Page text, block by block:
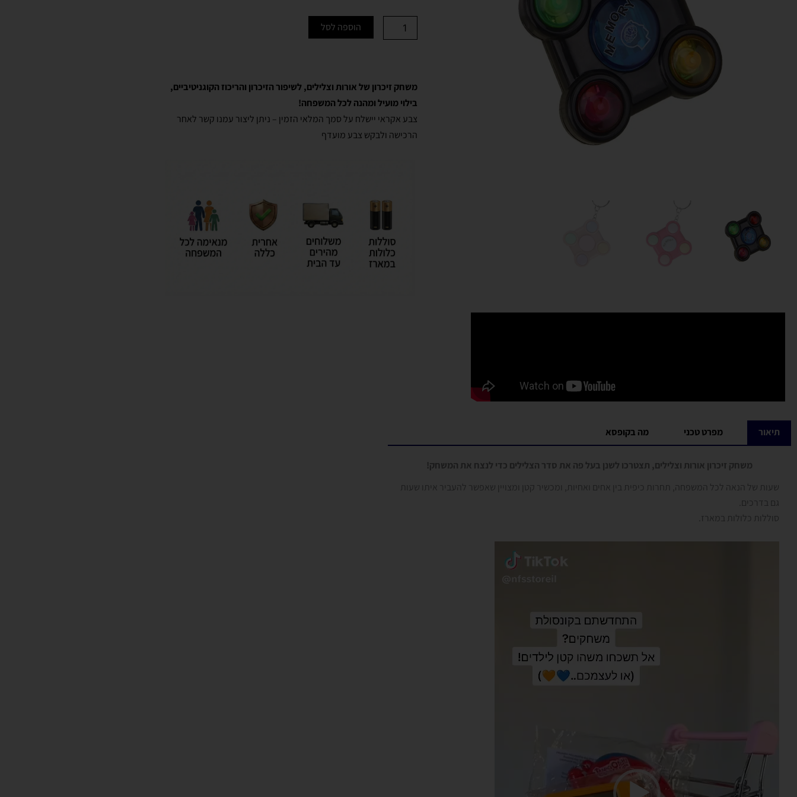
הוספה לסל
משחק זיכרון של אורות וצלילים, לשיפור הזיכרון והריכוז הקוגניטיביים,
בילוי מועיל ומהנה לכל המשפחה!
צבע אקראי יישלח על סמך המלאי הזמין – ניתן ליצור עמנו קשר לאחר
הרכישה ולבקש צבע מועדף
תיאור מפרט טכני מה בקופסא
משחק זיכרון אורות וצלילים, תצטרכו לשנן בעל פה את סדר הצלילים כדי לנצח את המשחק!
שעות של הנאה לכל המשפחה, תחרות כיפית בין אחים ואחיות, ומכשיר קטן ומצויין שאפשר להעביר איתו שעות
גם בדרכים.
סוללות כלולות במארז.